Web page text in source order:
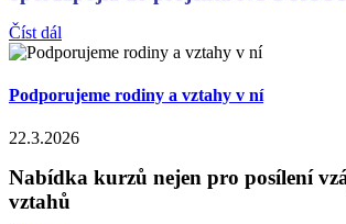
Číst dál
Podporujeme rodiny a vztahy v ní
22.3.2026
Nabídka kurzů nejen pro posílení
vztahů